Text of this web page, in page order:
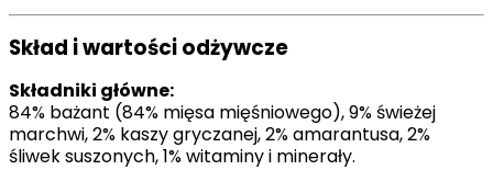
Skład i wartości odżywcze
Składniki główne:
84% bażant (84% mięsa mięśniowego), 9% świeżej
marchwi, 2% kaszy gryczanej, 2% amarantusa, 2%
śliwek suszonych, 1% witaminy i minerały.